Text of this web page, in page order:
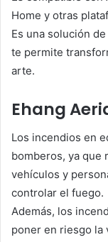
Home y otras
Es una solución
te permite
arte.
Ehang
Los incendios en
bomberos, ya que
vehículos y
controlar el fuego.
Además, los
poner en riesgo la